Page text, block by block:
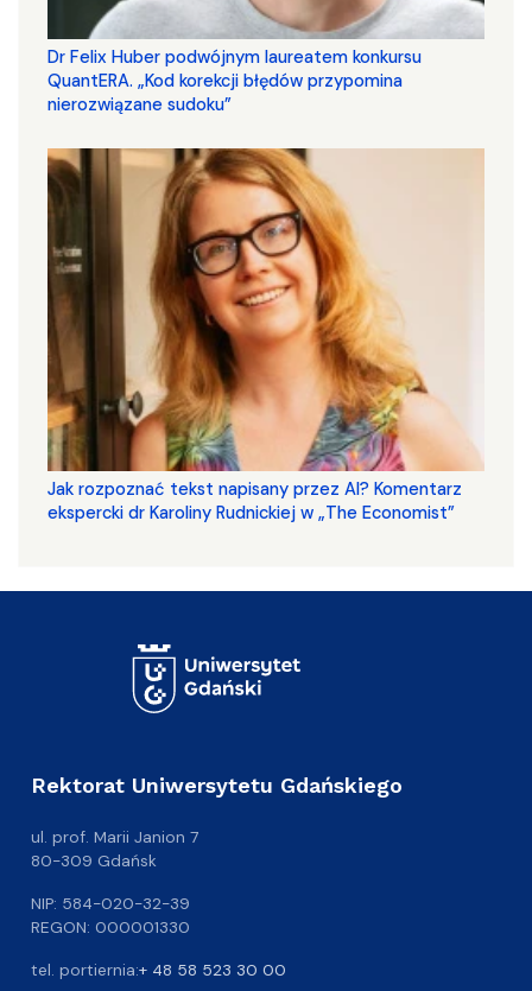
Dr Felix Huber podwójnym laureatem konkursu
QuantERA. „Kod korekcji błędów przypomina
nierozwiązane sudoku”
Jak rozpoznać tekst napisany przez AI? Komentarz
ekspercki dr Karoliny Rudnickiej w „The Economist”
Rektorat Uniwersytetu Gdańskiego
ul. prof. Marii Janion 7
80-309 Gdańsk
NIP: 584-020-32-39
REGON: 000001330
tel. portiernia:+ 48 58 523 30 00